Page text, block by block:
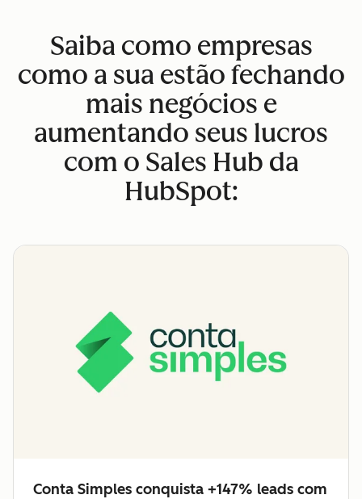
Saiba como empresas
como a sua estão fechando
mais negócios e
aumentando seus lucros
com o Sales Hub da
HubSpot:
Conta Simples conquista +147% leads com